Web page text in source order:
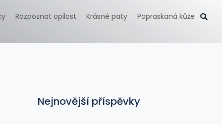
Rozpoznat opilost Krásné paty Popraskaná kůže
Nejnovější příspěvky